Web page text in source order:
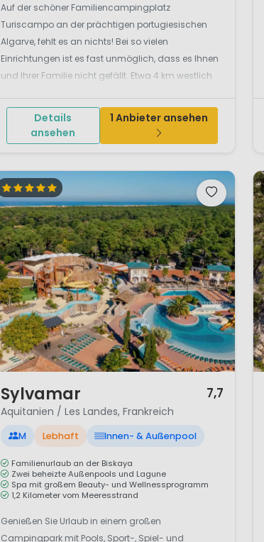
Auf der schöner Familiencampingplatz
Turiscampo an der prächtigen portugiesischen
Algarve, fehlt es an nichts! Bei so vielen
Einrichtungen ist es fast unmöglich, dass es Ihnen
und Ihrer Familie nicht gefällt. Etwa 4 km westlich
befindet sich dieser Campingpark Turiscampo. In
der Nähe findet man herrlich...
Details
ansehen
1 Anbieter ansehen
Sylvamar 7,7
Aquitanien / Les Landes, Frankreich
M Lebhaft Innen- & Außenpool
Familienurlaub an der Biskaya
Zwei beheizte Außenpools und Lagune
Spa mit großem Beauty- und Wellnessprogramm
1,2 Kilometer vom Meeresstrand
Genießen Sie Urlaub in einem großen
Campingpark mit Pools, Sport-, Spiel- und